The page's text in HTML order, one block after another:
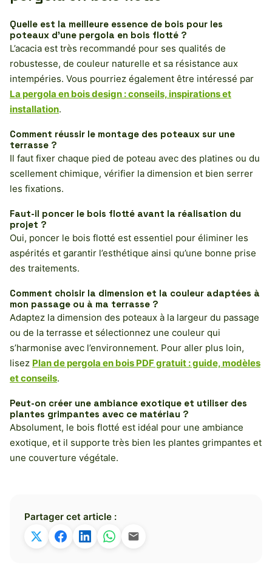
Quelle est la meilleure essence de bois pour les
poteaux d’une pergola en bois flotté ?
L’acacia est très recommandé pour ses qualités de
robustesse, de couleur naturelle et sa résistance aux
intempéries. Vous pourriez également être intéressé par
La pergola en bois design : conseils, inspirations et
installation.
Comment réussir le montage des poteaux sur une
terrasse ?
Il faut fixer chaque pied de poteau avec des platines ou du
scellement chimique, vérifier la dimension et bien serrer
les fixations.
Faut-il poncer le bois flotté avant la réalisation du
projet ?
Oui, poncer le bois flotté est essentiel pour éliminer les
aspérités et garantir l’esthétique ainsi qu’une bonne prise
des traitements.
Comment choisir la dimension et la couleur adaptées à
mon passage ou à ma terrasse ?
Adaptez la dimension des poteaux à la largeur du passage
ou de la terrasse et sélectionnez une couleur qui
s’harmonise avec l’environnement. Pour aller plus loin,
lisez Plan de pergola en bois PDF gratuit : guide, modèles
et conseils.
Peut-on créer une ambiance exotique et utiliser des
plantes grimpantes avec ce matériau ?
Absolument, le bois flotté est idéal pour une ambiance
exotique, et il supporte très bien les plantes grimpantes et
une couverture végétale.
Partager cet article :